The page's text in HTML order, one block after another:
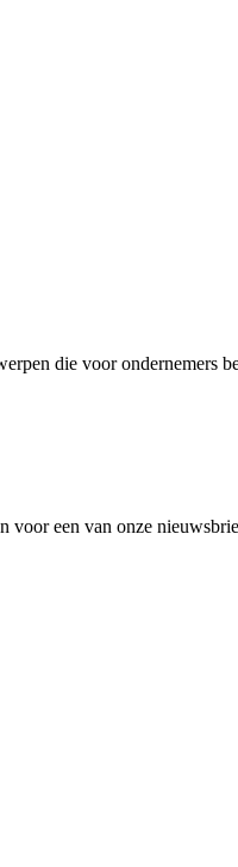
die voor ondernemers
voor een van onze